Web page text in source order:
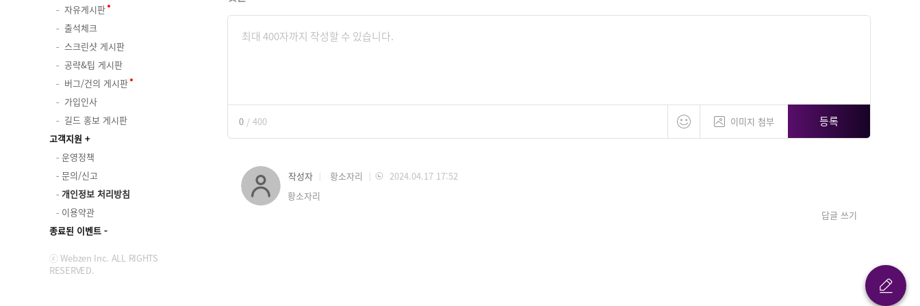
자유게시판
출석체크
스크린샷 게시판
공략&팁 게시판
버그/건의 게시판
가입인사
길드 홍보 게시판
고객지원
운영정책
문의/신고
개인정보 처리방침
이용약관
종료된 이벤트
ⓒ Webzen Inc. ALL RIGHTS
RESERVED.
0 / 400 이미지 첨부 등록
작성자 황소자리
2024.04.17 17:52
황소자리
답글 쓰기